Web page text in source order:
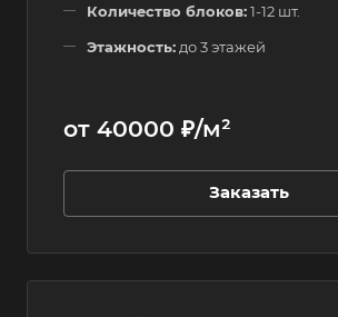
Количество блоков:1-12 шт.
Этажность: до 3 этажей
от 40000 ₽/м²
Заказать